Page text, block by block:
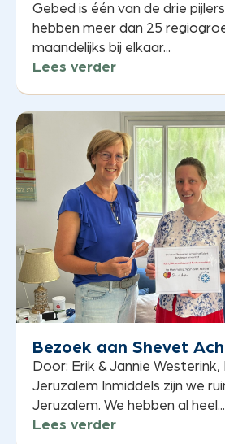
Gebed is één van de drie
hebben meer dan 25
maandelijks bij elkaar...
Lees verder
Bezoek aan Shevet
Door: Erik & Jannie
Jeruzalem Inmiddels zijn we
Jeruzalem. We hebben al heel...
Lees verder